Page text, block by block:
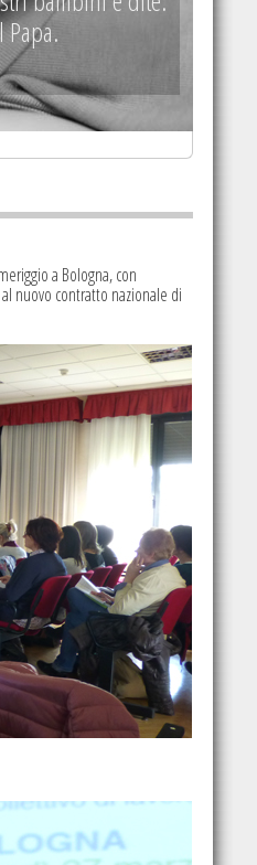
profondamente.
a Bologna, con
nuovo contratto nazionale di